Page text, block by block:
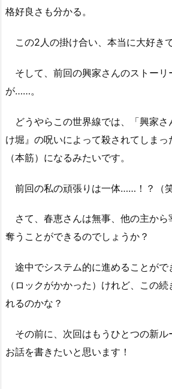
格好良さも分かる。
この2人の掛け合い、本当に大好きで
そして、前回の興家さんのストーリ
が……。
どうやらこの世界線では、「興家さ
け堀』の呪いによって殺されてしまっ
（本筋）になるみたいです。
前回の私の頑張りは一体……！？（笑
さて、春恵さんは無事、他の主から
奪うことができるのでしょうか？
途中でシステム的に進めることがで
（ロックがかかった）けれど、この
れるのかな？
その前に、次回はもうひとつの新ル
お話を書きたいと思います！